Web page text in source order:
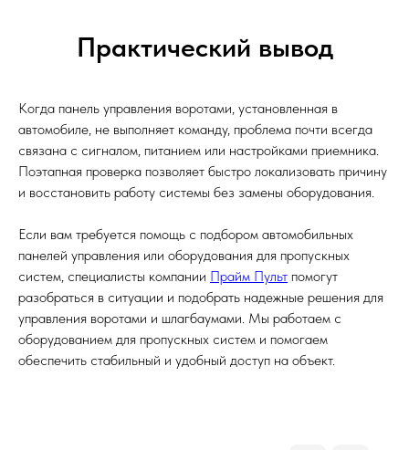
Практический вывод
Когда панель управления воротами, установленная в
автомобиле, не выполняет команду, проблема почти всегда
связана с сигналом, питанием или настройками приемника.
Поэтапная проверка позволяет быстро локализовать причину
и восстановить работу системы без замены оборудования.
Если вам требуется помощь с подбором автомобильных
панелей управления или оборудования для пропускных
систем, специалисты компании Прайм Пульт помогут
разобраться в ситуации и подобрать надежные решения для
управления воротами и шлагбаумами. Мы работаем с
оборудованием для пропускных систем и помогаем
обеспечить стабильный и удобный доступ на объект.
Перейти в каталог